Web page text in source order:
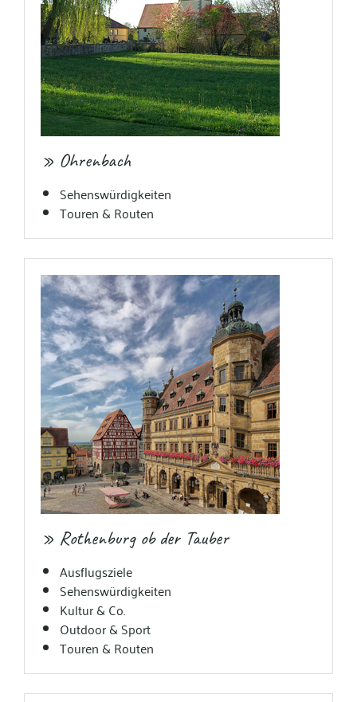
» Ohrenbach
Sehenswürdigkeiten
Touren & Routen
» Rothenburg ob der Tauber
Ausflugsziele
Sehenswürdigkeiten
Kultur & Co.
Outdoor & Sport
Touren & Routen